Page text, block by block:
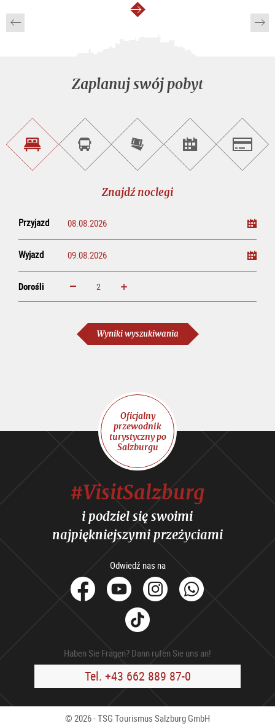
dalej
Zaplanuj swój pobyt
Znajdź
noclegi
Rezerwacja
wycieczek
Kup
bilety
on-
Szukaj
imprez
Znajdź noclegi
Przyjazd
Wyjazd
Dorośli powiększ zmniejsz
Wyniki wyszukiwania
Oficjalny
przewodnik
turystyczny po
Salzburgu
#VisitSalzburg
i podziel się swoimi
najpiękniejszymi przeżyciami
Odwiedź nas na
facebook
YoutubeInstagram
Tik
Tok
Haben Sie Fragen? Dann rufen Sie uns an!
Tel. +43 662 889 87-0
© 2026 - TSG Tourismus Salzburg GmbH